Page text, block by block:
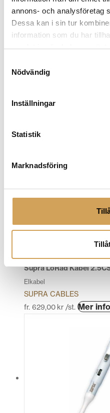
annons- och analysföretag
Dessa kan i sin tur
information som du har
samlat in när du har använt
Nödvändig
Inställningar
Statistik
Marknadsföring
Utforska vårt sortiment
oöverträffad
Naim-förstärkare och
originalinspelningen.
Supra LoRad Kabel
Elkabel
SUPRA CABLES
fr. 629,00 kr /st. Mer